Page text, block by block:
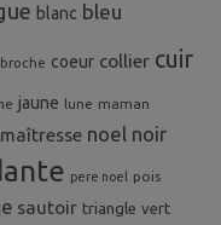
blanc bleu
broche coeur collier cuir
jaune lune maman
maîtresse noel noir
pere noel pois
sautoir triangle vert